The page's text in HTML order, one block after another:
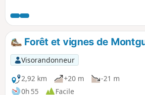
Forêt et vignes de
Visorandonneur
2,92 km
+20 m
-21 m
0h 55
Facile